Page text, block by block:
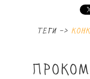
теги ->